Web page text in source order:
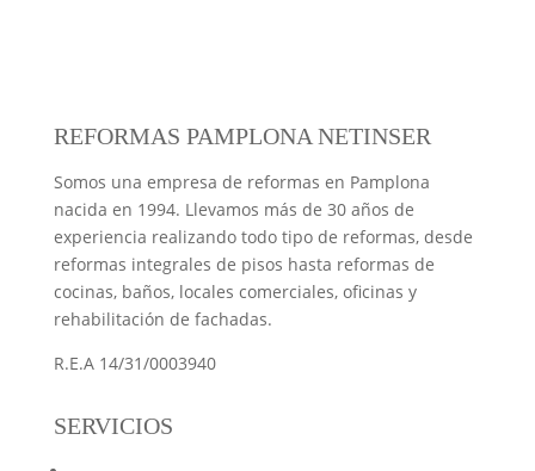
REFORMAS PAMPLONA NETINSER
Somos una empresa de reformas en Pamplona
nacida en 1994. Llevamos más de 30 años de
experiencia realizando todo tipo de reformas, desde
reformas integrales de pisos hasta reformas de
cocinas, baños, locales comerciales, oficinas y
rehabilitación de fachadas.
R.E.A 14/31/0003940
SERVICIOS